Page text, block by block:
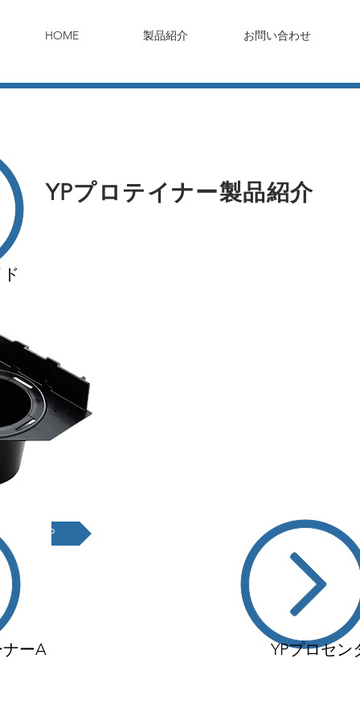
HOME 製品紹介 お問い合わせ
YPプロテイナー製品紹介
はこちら
YPプロテイナー®のパ
YPプロテイナー®の安全
ナーA YPプロセン